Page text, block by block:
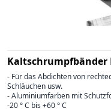
Kaltschrumpfbänder
- Für das Abdichten von
Schläuchen usw.
- Aluminiumfarben mit
-20 ° C bis +60 ° C